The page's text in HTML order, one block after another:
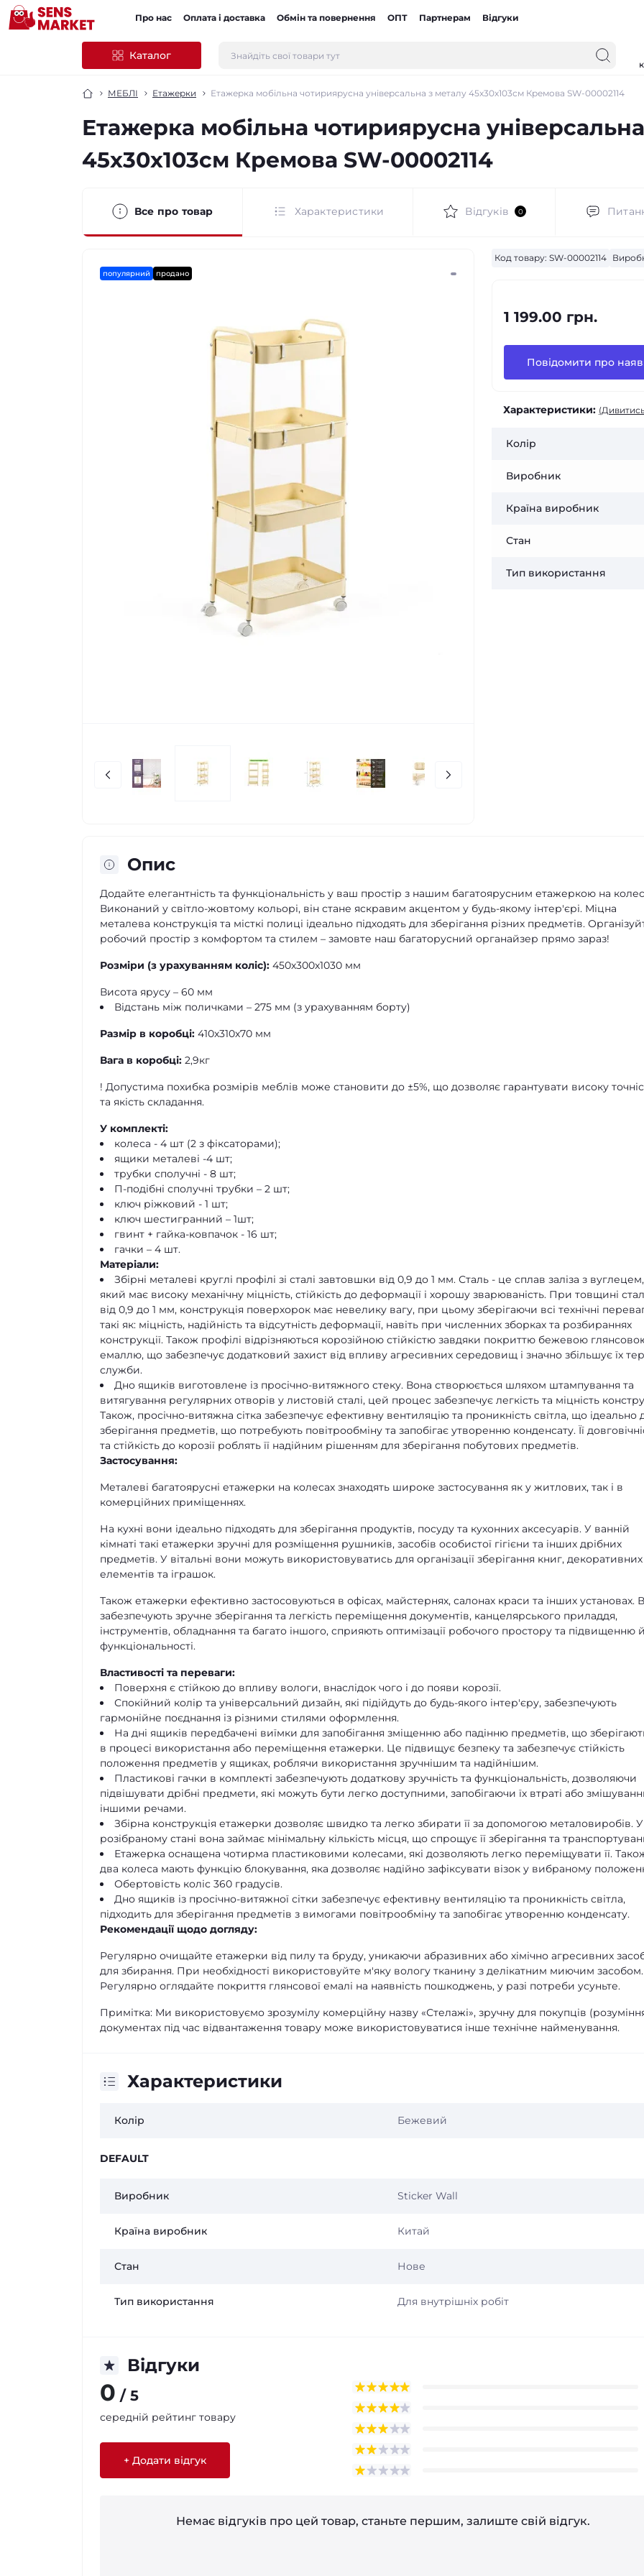
Про нас Оплата і доставка Обмін та повернення ОПТ Партнерам Відгуки
Каталог
МЕБЛІ Етажерки Етажерка мобільна чотириярусна універсальна з металу 45х30х103см Кремова SW-00002114
Етажерка мобільна чотириярусна
45х30х103см Кремова SW-00002114
Все про товар Характеристики Відгуків 0
популярний продано
Код товару: SW-00002114
1 199.00 грн.
Повідомити про
Характеристики: (Дивитись
Колір
Виробник
Країна виробник
Стан
Тип використання
Опис
Додайте елегантність та функціональність у ваш простір з нашим багатоярусним етажеркою на
Виконаний у світло-жовтому кольорі, він стане яскравим акцентом у будь-якому інтер'єрі. Міцна
металева конструкція та місткі полиці ідеально підходять для зберігання різних предметів.
робочий простір з комфортом та стилем – замовте наш багаторусний органайзер прямо зараз!
Розміри (з урахуванням коліс): 450х300х1030 мм
Висота ярусу – 60 мм
Відстань між поличками – 275 мм (з урахуванням борту)
Размір в коробці: 410х310х70 мм
Вага в коробці: 2,9кг
! Допустима похибка розмірів меблів може становити до ±5%, що дозволяє гарантувати високу
та якість складання.
У комплекті:
колеса - 4 шт (2 з фіксаторами);
ящики металеві -4 шт;
трубки сполучні - 8 шт;
П-подібні сполучні трубки – 2 шт;
ключ ріжковий - 1 шт;
ключ шестигранний – 1шт;
гвинт + гайка-ковпачок - 16 шт;
гачки – 4 шт.
Матеріали:
Збірні металеві круглі профілі зі сталі завтовшки від 0,9 до 1 мм. Сталь - це сплав заліза з вуглецем,
який має високу механічну міцність, стійкість до деформації і хорошу зварюваність. При товщині
від 0,9 до 1 мм, конструкція поверхорок має невелику вагу, при цьому зберігаючи всі технічні
такі як: міцність, надійність та відсутність деформації, навіть при численних зборках та розбираннях
конструкції. Також профілі відрізняються корозійною стійкістю завдяки покриттю бежевою
емаллю, що забезпечує додатковий захист від впливу агресивних середовищ і значно збільшує їх
служби.
Дно ящиків виготовлене із просічно-витяжного стеку. Вона створюється шляхом штампування та
витягування регулярних отворів у листовій сталі, цей процес забезпечує легкість та міцність
Також, просічно-витяжна сітка забезпечує ефективну вентиляцію та проникність світла, що ідеально
зберігання предметів, що потребують повітрообміну та запобігає утворенню конденсату. Її
та стійкість до корозії роблять її надійним рішенням для зберігання побутових предметів.
Застосування:
Металеві багатоярусні етажерки на колесах знаходять широке застосування як у житлових, так і в
комерційних приміщеннях.
На кухні вони ідеально підходять для зберігання продуктів, посуду та кухонних аксесуарів. У ванній
кімнаті такі етажерки зручні для розміщення рушників, засобів особистої гігієни та інших дрібних
предметів. У вітальні вони можуть використовуватись для організації зберігання книг, декоративних
елементів та іграшок.
Також етажерки ефективно застосовуються в офісах, майстернях, салонах краси та інших установах.
забезпечують зручне зберігання та легкість переміщення документів, канцелярського приладдя,
інструментів, обладнання та багато іншого, сприяють оптимізації робочого простору та підвищенню
функціональності.
Властивості та переваги:
Поверхня є стійкою до впливу вологи, внаслідок чого і до появи корозії.
Спокійний колір та універсальний дизайн, які підійдуть до будь-якого інтер'єру, забезпечують
гармонійне поєднання із різними стилями оформлення.
На дні ящиків передбачені виїмки для запобігання зміщенню або падінню предметів, що
в процесі використання або переміщення етажерки. Це підвищує безпеку та забезпечує стійкість
положення предметів у ящиках, роблячи використання зручнішим та надійнішим.
Пластикові гачки в комплекті забезпечують додаткову зручність та функціональність, дозволяючи
підвішувати дрібні предмети, які можуть бути легко доступними, запобігаючи їх втраті або
іншими речами.
Збірна конструкція етажерки дозволяє швидко та легко збирати її за допомогою металовиробів. У
розібраному стані вона займає мінімальну кількість місця, що спрощує її зберігання та
Етажерка оснащена чотирма пластиковими колесами, які дозволяють легко переміщувати її.
два колеса мають функцію блокування, яка дозволяє надійно зафіксувати візок у вибраному
Обертовість коліс 360 градусів.
Дно ящиків із просічно-витяжної сітки забезпечує ефективну вентиляцію та проникність світла,
підходить для зберігання предметів з вимогами повітрообміну та запобігає утворенню конденсату.
Рекомендації щодо догляду:
Регулярно очищайте етажерки від пилу та бруду, уникаючи абразивних або хімічно агресивних
для збирання. При необхідності використовуйте м'яку вологу тканину з делікатним миючим засобом.
Регулярно оглядайте покриття глянсової емалі на наявність пошкоджень, у разі потреби усуньте.
Примітка: Ми використовуємо зрозумілу комерційну назву «Стелажі», зручну для покупців
документах під час відвантаження товару може використовуватися інше технічне найменування.
Характеристики
Колір Бежевий
DEFAULT
Виробник Sticker Wall
Країна виробник Китай
Стан Нове
Тип використання Для внутрішніх робіт
Відгуки
0 / 5
середній рейтинг товару
+ Додати відгук
Немає відгуків про цей товар, станьте першим, залиште свій відгук.